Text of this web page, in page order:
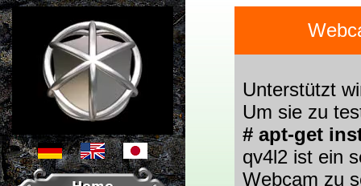
Unterstützt
Um sie zu
# apt-get
qv4l2 ist ein
Webcam zu